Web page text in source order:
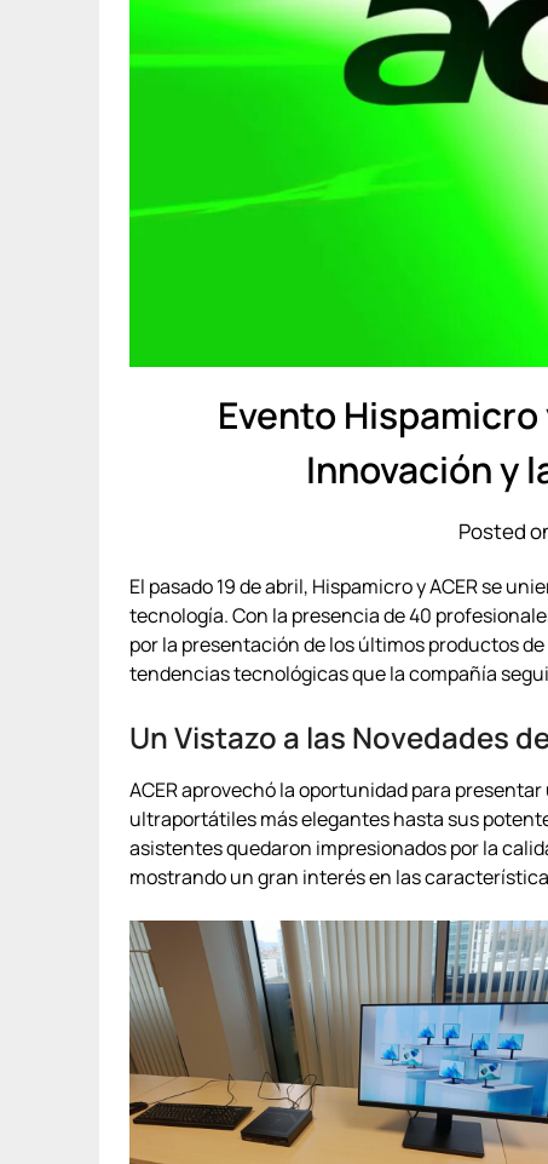
Evento Hispamicro
Innovación y
Posted
El pasado 19 de abril, Hispamicro y ACER se
tecnología. Con la presencia de 40
por la presentación de los últimos productos
tendencias tecnológicas que la compañía
Un Vistazo a las Novedades
ACER aprovechó la oportunidad para
ultraportátiles más elegantes hasta sus
asistentes quedaron impresionados por la
mostrando un gran interés en las